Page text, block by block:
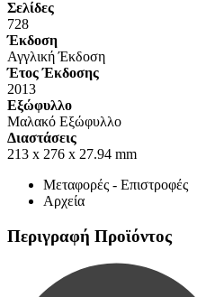
Σελίδες
728
Έκδοση
Αγγλική Έκδοση
Έτος Έκδοσης
2013
Εξώφυλλο
Μαλακό Εξώφυλλο
Διαστάσεις
213 x 276 x 27.94 mm
Μεταφορές - Επιστροφές
Αρχεία
Περιγραφή Προϊόντος